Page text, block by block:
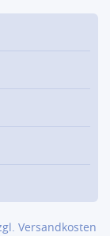
Versandkosten